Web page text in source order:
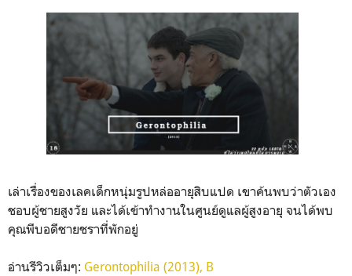
เล่าเรื่องของเลคเด็กหนุ่มรูปหล่ออายุสิบแปด เขาค้นพบว่าตัวเอง
ชอบผู้ชายสูงวัย และได้เข้าทำงานในศูนย์ดูแลผู้สูงอายุ จนได้พบ
คุณพีบอดีชายชราที่พักอยู่
อ่านรีวิวเต็มๆ: Gerontophilia (2013), B